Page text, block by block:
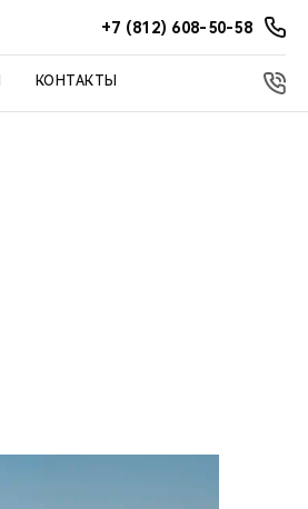
+7 (812) 608-50-58
КОНТАКТЫ